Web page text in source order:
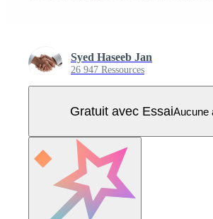
Syed Haseeb Jan
26 947 Ressources
Gratuit avec EssaiAucune